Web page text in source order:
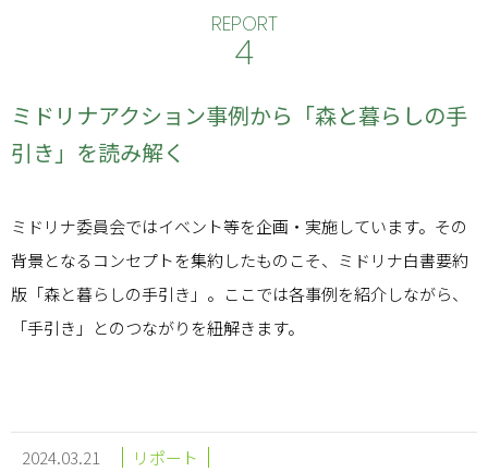
たき火の日 あそびと学び
REPORT
QUALITY
市民の森をご利用の方はこちら
（伊那市50年の森林推進課）
森に関する相談はこちら
REPORT
4
ミドリナアクション事例から「森と暮らしの手
引き」を読み解く
ミドリナ委員会ではイベント等を企画・実施しています。その
背景となるコンセプトを集約したものこそ、ミドリナ白書要約
版「森と暮らしの手引き」。ここでは各事例を紹介しながら、
「手引き」とのつながりを紐解きます。
2024.03.21
リポート